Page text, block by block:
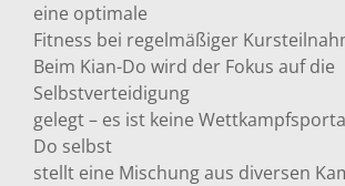
eine optimale
Fitness bei regelmäßiger
Beim Kian-Do wird der Fokus auf die
Selbstverteidigung
gelegt – es ist keine
Do selbst
stellt eine Mischung aus diversen